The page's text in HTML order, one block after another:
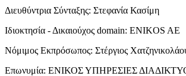
Διευθύντρια Σύνταξης: Στεφανία Κασίμη
Ιδιοκτησία - Δικαιούχος domain: ENIKOS AE
Νόμιμος Εκπρόσωπος: Στέργιος
Επωνυμία: ΕΝΙΚΟΣ ΥΠΗΡΕΣΙΕΣ